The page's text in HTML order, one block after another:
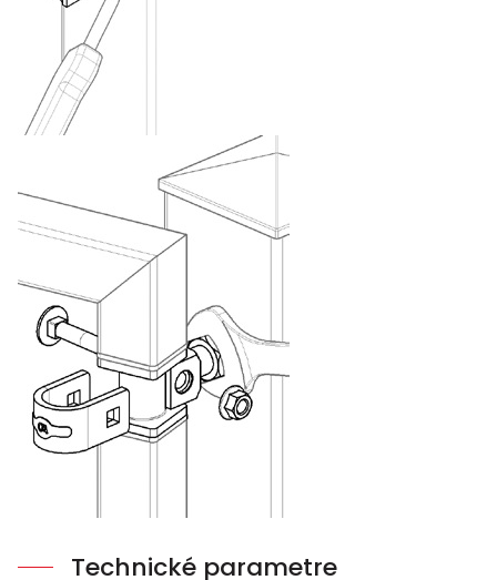
Technické parametre